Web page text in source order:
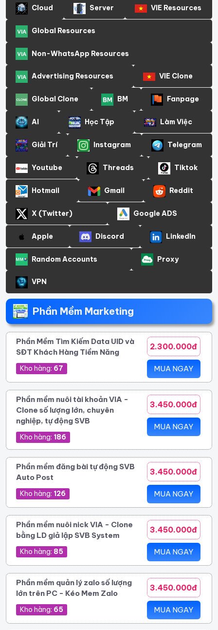
Cloud Server VIE Resources
Global Resources
Non-WhatsApp Resources
Advertising Resources VIE Clone
Global Clone BM Fanpage
AI Học Tập Làm Việc
Giải Trí Instagram Telegram
Youtube Threads Tiktok
Hotmail Gmail Reddit
X (Twitter) Google ADS
Apple Discord LinkedIn
Random Accounts Proxy
VPN
Phần Mềm Marketing
Phần Mềm Tìm Kiếm Data UID và
SĐT Khách Hàng Tiềm Năng
Kho hàng: 67
2.300.000đ
MUA NGAY
Phần mềm nuôi tài khoản VIA -
Clone số lượng lớn, chuyên
nghiệp, tự động SVB
Kho hàng: 186
3.450.000đ
MUA NGAY
Phần mềm đăng bài tự động SVB
Auto Post
Kho hàng: 126
3.450.000đ
MUA NGAY
Phần mềm nuôi nick VIA - Clone
bằng LD giả lập SVB System
Kho hàng: 85
3.450.000đ
MUA NGAY
Phần mềm quản lý zalo số lượng
lớn trên PC - Kéo Mem Zalo
Kho hàng: 65
3.450.000đ
MUA NGAY